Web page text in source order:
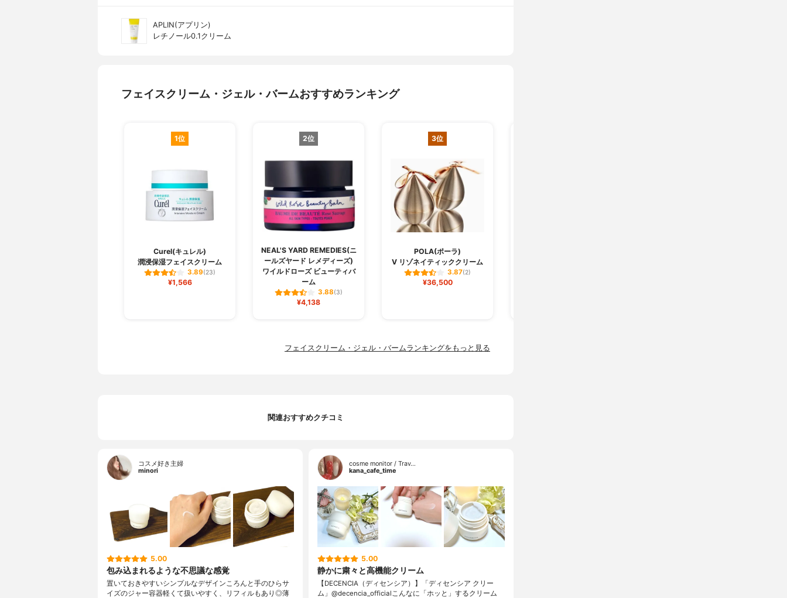
APLIN(アプリン)
レチノール0.1クリーム
フェイスクリーム・ジェル・バームおすすめランキング
1位
Curel(キュレル)
潤浸保湿フェイスクリーム
3.89(23)
¥1,566
2位
NEAL'S YARD REMEDIES(ニ
ールズヤード レメディーズ)
ワイルドローズ ビューティバ
ーム
3.88(3)
¥4,138
3位
POLA(ポーラ)
V リゾネイティッククリーム
3.87(2)
¥36,500
フェイスクリーム・ジェル・バームランキングをもっと見る
関連おすすめクチコミ
コスメ好き主婦
minori
5.00
包み込まれるような不思議な感覚
置いておきやすいシンプルなデザインころんと手のひらサ
イズのジャー容器軽くて扱いやすく、リフィルもあり◎薄
cosme monitor / Trav…
kana_cafe_time
5.00
静かに粛々と高機能クリーム
【DECENCIA（ディセンシア）】「ディセンシア クリー
ム」@decencia_officialこんなに「ホッと」するクリーム